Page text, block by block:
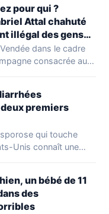
pour qui ?
Attal chahuté
illégal des gens
dans le cadre
consacrée aux
premiers
qui touche
Unis connaît une
un bébé de 11
des